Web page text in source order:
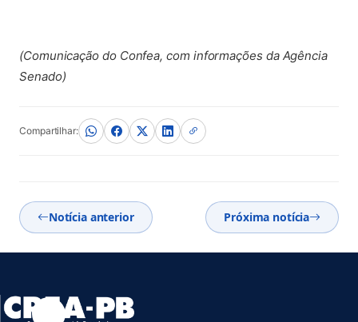
(Comunicação do Confea, com informações da Agência
Senado)
Compartilhar:
Notícia anterior Próxima notícia